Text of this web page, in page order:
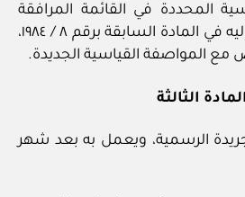
المحددة في القائمة المرافقة
للقرار الوزاري المشار إليه في المادة السابقة برقم ٨ / ١٩٨٤،
مع المواصفة القياسية الجديدة.
المادة الثالثة
الرسمية، ويعمل به بعد شهر